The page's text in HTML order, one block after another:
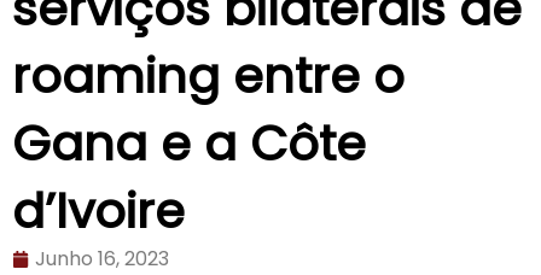
roaming entre o
Gana e a Côte
d’Ivoire
Junho 16, 2023